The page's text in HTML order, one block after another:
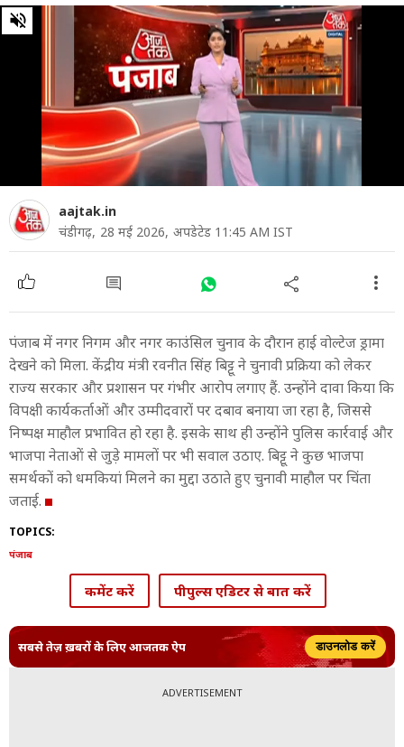
0
of
aajtak.in
चंडीगढ़, 28 मई 2026, अपडेटेड 11:45 AM IST
पंजाब में नगर निगम और नगर काउंसिल चुनाव के दौरान हाई वोल्टेज ड्रामा
देखने को मिला. केंद्रीय मंत्री रवनीत सिंह बिट्टू ने चुनावी प्रक्रिया को लेकर
राज्य सरकार और प्रशासन पर गंभीर आरोप लगाए हैं. उन्होंने दावा किया कि
विपक्षी कार्यकर्ताओं और उम्मीदवारों पर दबाव बनाया जा रहा है, जिससे
निष्पक्ष माहौल प्रभावित हो रहा है. इसके साथ ही उन्होंने पुलिस कार्रवाई और
भाजपा नेताओं से जुड़े मामलों पर भी सवाल उठाए. बिट्टू ने कुछ भाजपा
समर्थकों को धमकियां मिलने का मुद्दा उठाते हुए चुनावी माहौल पर चिंता
जताई.
TOPICS:
पंजाब
कमेंट करें पीपुल्स एडिटर से बात करें
सबसे तेज़ ख़बरों के लिए आजतक ऐप डाउनलोड करें
ADVERTISEMENT